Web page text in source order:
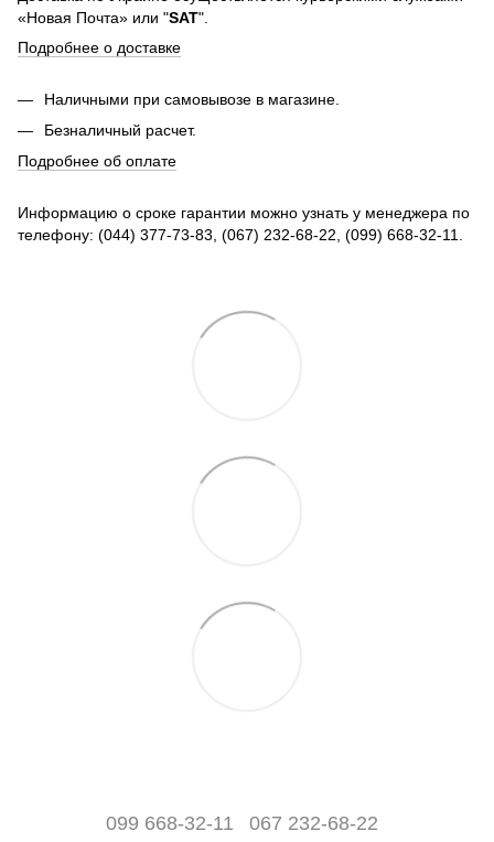
«Новая Почта» или "SAT".
Подробнее о доставке
Наличными при самовывозе в магазине.
Безналичный расчет.
Подробнее об оплате
Информацию о сроке гарантии можно узнать у менеджера по
телефону: (044) 377-73-83, (067) 232-68-22, (099) 668-32-11.
099 668-32-11 067 232-68-22